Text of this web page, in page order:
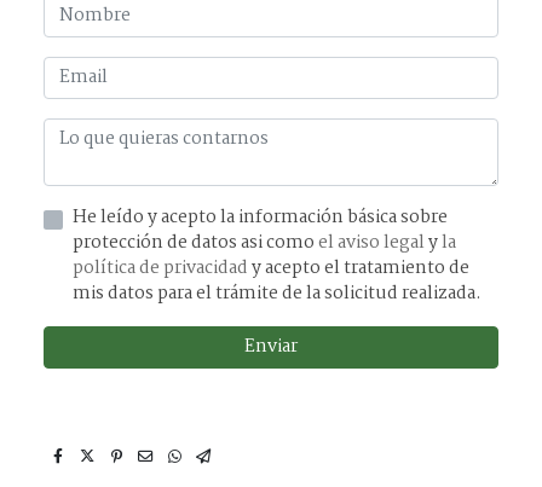
He leído y acepto la información básica sobre
protección de datos asi comoel aviso legalyla
política de privacidady acepto el tratamiento de
mis datos para el trámite de la solicitud realizada.
Enviar